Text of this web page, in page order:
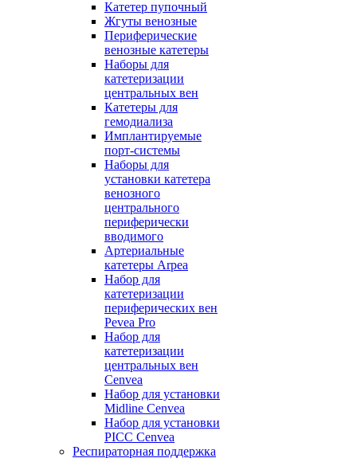
Катетер пупочный
Жгуты венозные
Периферические
венозные катетеры
Наборы для
катетеризации
центральных вен
Катетеры для
гемодиализа
Имплантируемые
порт‑системы
Наборы для
установки катетера
венозного
центрального
периферически
вводимого
Артериальные
катетеры Arpea
Набор для
катетеризации
периферических вен
Pevea Pro
Набор для
катетеризации
центральных вен
Cenvea
Набор для установки
Midline Cenvea
Набор для установки
PICC Cenvea
Респираторная поддержка